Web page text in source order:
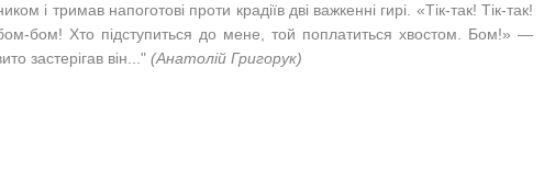
і тримав напоготові проти крадіїв дві важкенні гирі. «Тік-так! Тік-так!
бом! Хто підступиться до мене, той поплатиться хвостом. Бом!» —
застерігав він..." (Анатолій Григорук)